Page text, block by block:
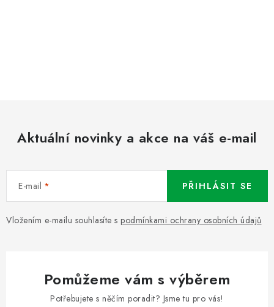
Aktuální novinky a akce na váš e-mail
E-mail
Vložením e-mailu souhlasíte s podmínkami ochrany osobních údajů
PŘIHLÁSIT SE
Pomůžeme vám s výběrem
Potřebujete s něčím poradit? Jsme tu pro vás!